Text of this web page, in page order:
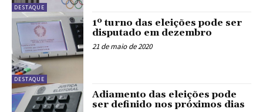
DESTAQUE
DESTAQUE
1º turno das eleições pode ser
disputado em dezembro
21 de maio de 2020
Adiamento das eleições pode
ser definido nos próximos dias